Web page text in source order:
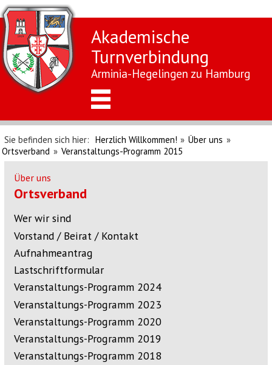
Akademische
Turnverbindung
Arminia-Hegelingen zu Hamburg
Sie befinden sich hier: Herzlich Willkommen! » Über uns »
Ortsverband » Veranstaltungs-Programm 2015
Über uns
Ortsverband
Wer wir sind
Vorstand / Beirat / Kontakt
Aufnahmeantrag
Lastschriftformular
Veranstaltungs-Programm 2024
Veranstaltungs-Programm 2023
Veranstaltungs-Programm 2020
Veranstaltungs-Programm 2019
Veranstaltungs-Programm 2018